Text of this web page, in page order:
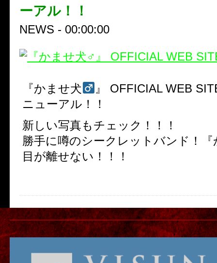
ーアル！！
NEWS - 00:00:00
『かませ犬
』 OFFICIAL WEB
ニューアル！！
新しい写真もチェック！！！
勝手に噂のシークレットバンド！『
目が離せない！！！